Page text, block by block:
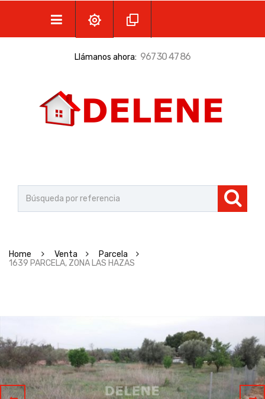
Llámanos ahora: 967 30 47 86
Home Venta
Parcela
1639 PARCELA, ZONA LAS HAZAS